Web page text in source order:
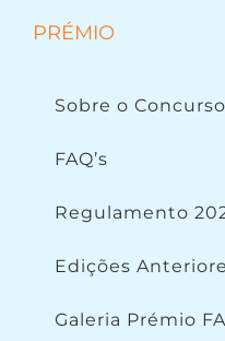
PRÉMIO
Sobre o Concurso
FAQ’s
Regulamento
Edições
Galeria Prémio